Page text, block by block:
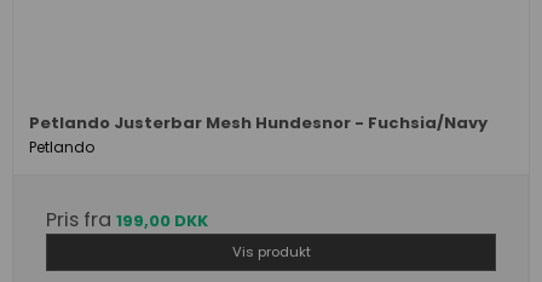
Petlando Justerbar Mesh Hundesnor - Fuchsia/Navy
Petlando
Pris fra 199,00 DKK
Vis produkt